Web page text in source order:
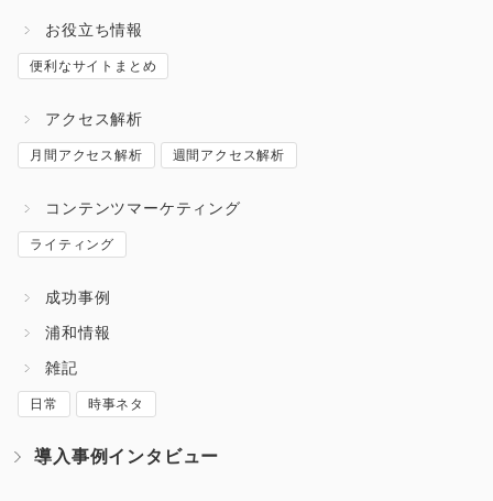
お役立ち情報
便利なサイトまとめ
アクセス解析
月間アクセス解析 週間アクセス解析
コンテンツマーケティング
ライティング
成功事例
浦和情報
雑記
日常 時事ネタ
導入事例インタビュー